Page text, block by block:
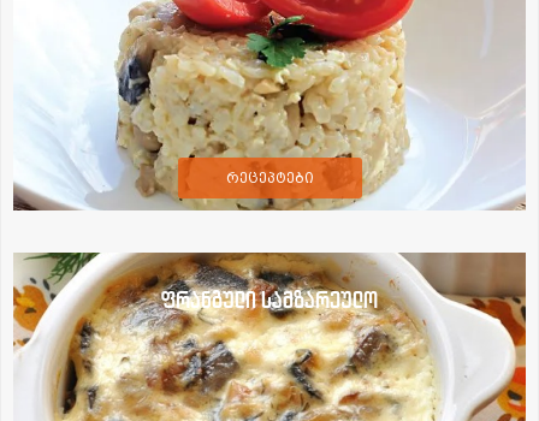
რეცეპტები
ფრანგული სამზარეულო